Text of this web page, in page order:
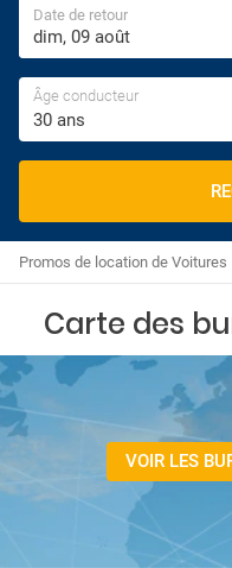
Date de retour
Âge conducteur
30 ans
Promos de location de Voitures
Carte des
VOIR LES